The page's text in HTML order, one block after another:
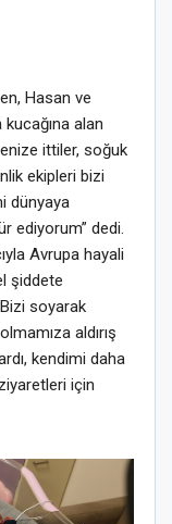
Hasan ve
alan
ittiler, soğuk
ekipleri bizi
dünyaya
ediyorum” dedi.
Avrupa hayali
şiddete
soyarak
aldırış
kendimi daha
için